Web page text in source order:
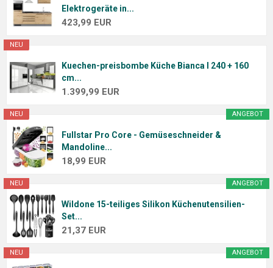
Elektrogeräte in...
423,99 EUR
NEU
Kuechen-preisbombe Küche Bianca I 240 + 160
cm...
1.399,99 EUR
ANGEBOT
NEU
Fullstar Pro Core - Gemüseschneider &
Mandoline...
18,99 EUR
ANGEBOT
NEU
Wildone 15-teiliges Silikon Küchenutensilien-
Set...
21,37 EUR
ANGEBOT
NEU